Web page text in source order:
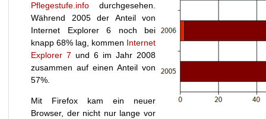
Pflegestufe.info durchgesehen.
Während 2005 der Anteil von
Internet Explorer 6 noch bei
knapp 68% lag, kommen Internet
Explorer 7 und 6 im Jahr 2008
zusammen auf einen Anteil von
57%.
Mit Firefox kam ein neuer
Browser, der nicht nur lange vor